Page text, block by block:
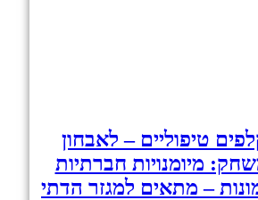
טיפוליים – לאבחון
מיומנויות חברתיות
– מתאים למגזר הדתי